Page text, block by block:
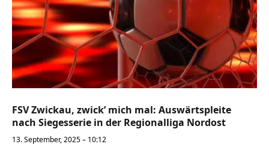
FSV Zwickau, zwick’ mich mal: Auswärtspleite
nach Siegesserie in der Regionalliga Nordost
13. September, 2025 – 10:12